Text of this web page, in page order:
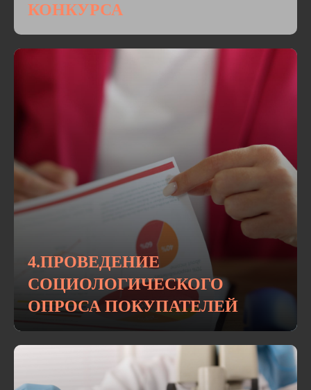
КОНКУРСА
4.ПРОВЕДЕНИЕ
СОЦИОЛОГИЧЕСКОГО
ОПРОСА ПОКУПАТЕЛЕЙ